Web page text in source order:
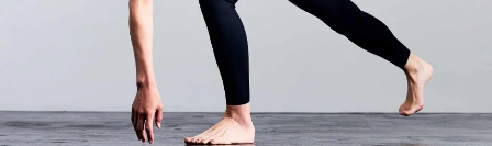
CAST
キャスト紹介
料金